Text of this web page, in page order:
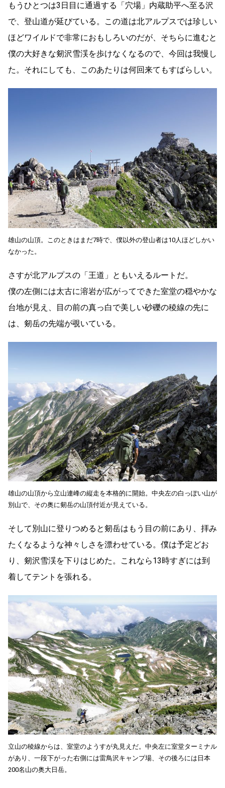
もうひとつは3日目に通過する「穴場」内蔵助平へ至る沢
で、登山道が延びている。この道は北アルプスでは珍しい
ほどワイルドで非常におもしろいのだが、そちらに進むと
僕の大好きな剱沢雪渓を歩けなくなるので、今回は我慢し
た。それにしても、このあたりは何回来てもすばらしい。
雄山の山頂。このときはまだ7時で、僕以外の登山者は10人ほどしかい
なかった。
さすが北アルプスの「王道」ともいえるルートだ。
僕の左側には太古に溶岩が広がってできた室堂の穏やかな
台地が見え、目の前の真っ白で美しい砂礫の稜線の先に
は、剱岳の先端が覗いている。
雄山の山頂から立山連峰の縦走を本格的に開始。中央左の白っぽい山が
別山で、その奥に剱岳の山頂付近が見えている。
そして別山に登りつめると剱岳はもう目の前にあり、拝み
たくなるような神々しさを漂わせている。僕は予定どお
り、剱沢雪渓を下りはじめた。これなら13時すぎには到
着してテントを張れる。
立山の稜線からは、室堂のようすが丸見えだ。中央左に室堂ターミナル
があり、一段下がった右側には雷鳥沢キャンプ場、その後ろには日本
200名山の奥大日岳。